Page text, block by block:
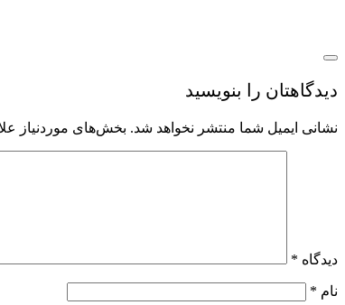
دیدگاهتان را بنویسید
نشانی ایمیل شما منتشر نخواهد شد. بخش‌های موردنیاز
دیدگاه *
نام *